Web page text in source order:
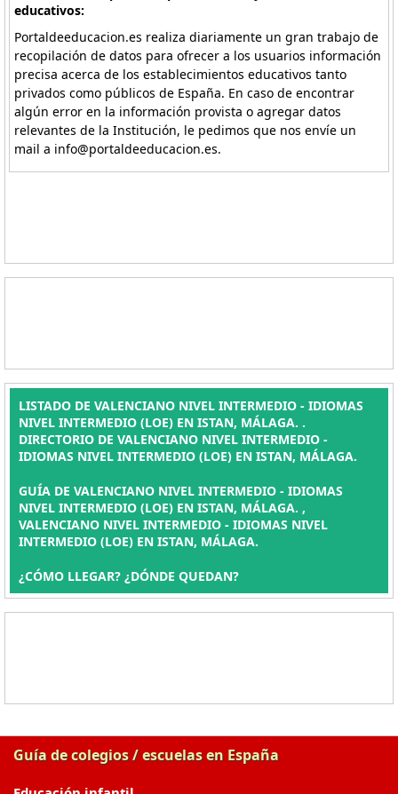
educativos:
Portaldeeducacion.es realiza diariamente un gran trabajo de
recopilación de datos para ofrecer a los usuarios información
precisa acerca de los establecimientos educativos tanto
privados como públicos de España. En caso de encontrar
algún error en la información provista o agregar datos
relevantes de la Institución, le pedimos que nos envíe un
mail a info@portaldeeducacion.es.
LISTADO DE VALENCIANO NIVEL INTERMEDIO - IDIOMAS
NIVEL INTERMEDIO (LOE) EN ISTAN, MÁLAGA. .
DIRECTORIO DE VALENCIANO NIVEL INTERMEDIO -
IDIOMAS NIVEL INTERMEDIO (LOE) EN ISTAN, MÁLAGA.
GUÍA DE VALENCIANO NIVEL INTERMEDIO - IDIOMAS
NIVEL INTERMEDIO (LOE) EN ISTAN, MÁLAGA. ,
VALENCIANO NIVEL INTERMEDIO - IDIOMAS NIVEL
INTERMEDIO (LOE) EN ISTAN, MÁLAGA.
¿CÓMO LLEGAR? ¿DÓNDE QUEDAN?
Guía de colegios / escuelas en España